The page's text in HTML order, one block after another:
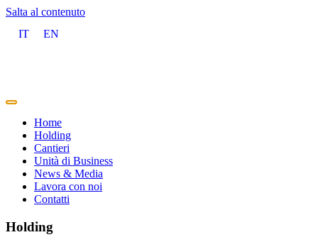
Salta al contenuto
IT
EN
Home
Holding
Cantieri
Unità di Business
News & Media
Lavora con noi
Contatti
Holding